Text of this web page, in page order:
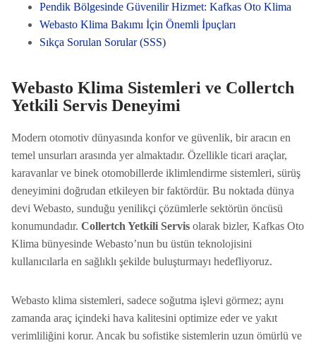
Pendik Bölgesinde Güvenilir Hizmet: Kafkas Oto Klima
Webasto Klima Bakımı İçin Önemli İpuçları
Sıkça Sorulan Sorular (SSS)
Webasto Klima Sistemleri ve Collertch
Yetkili Servis Deneyimi
Modern otomotiv dünyasında konfor ve güvenlik, bir aracın en
temel unsurları arasında yer almaktadır. Özellikle ticari araçlar,
karavanlar ve binek otomobillerde iklimlendirme sistemleri, sürüş
deneyimini doğrudan etkileyen bir faktördür. Bu noktada dünya
devi Webasto, sunduğu yenilikçi çözümlerle sektörün öncüsü
konumundadır. Collertch Yetkili Servisolarak bizler, Kafkas Oto
Klima bünyesinde Webasto’nun bu üstün teknolojisini
kullanıcılarla en sağlıklı şekilde buluşturmayı hedefliyoruz.
Webasto klima sistemleri, sadece soğutma işlevi görmez; aynı
zamanda araç içindeki hava kalitesini optimize eder ve yakıt
verimliliğini korur. Ancak bu sofistike sistemlerin uzun ömürlü ve